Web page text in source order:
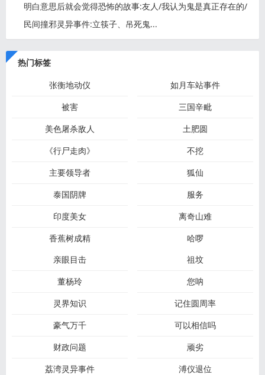
明白意思后就会觉得恐怖的故事:友人/我认为鬼是真正存在的/
探
民间撞邪灵异事件:立筷子、吊死鬼...
热门标签
张衡地动仪
如月车站事件
被害
三国辛毗
美色屠杀敌人
土肥圆
《行尸走肉》
不挖
主要领导者
狐仙
泰国阴牌
服务
印度美女
离奇山难
香蕉树成精
哈啰
亲眼目击
祖坟
董杨玲
您呐
灵界知识
记住圆周率
豪气万千
可以相信吗
财政问题
顽劣
荔湾灵异事件
溥仪退位